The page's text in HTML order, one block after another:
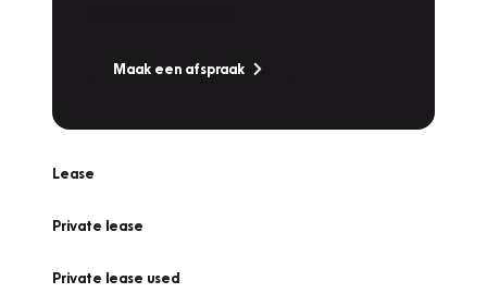
Maak een afspraak
Lease
Private lease
Private lease used